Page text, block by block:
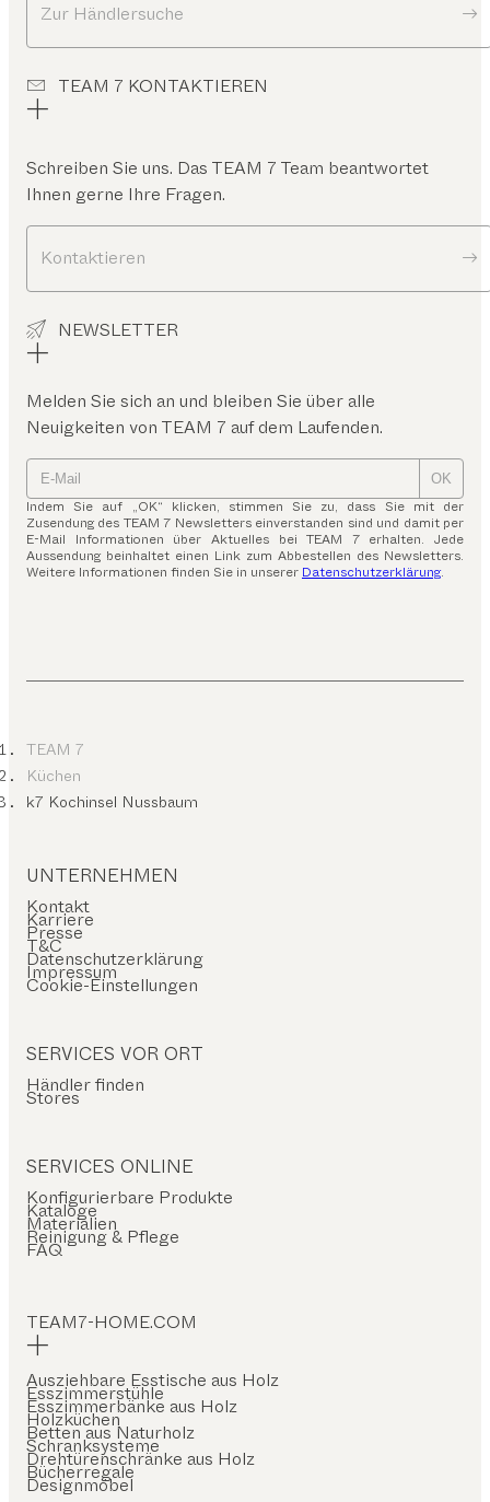
Zur Händlersuche
TEAM 7 KONTAKTIEREN
Schreiben Sie uns. Das TEAM 7 Team beantwortet
Ihnen gerne Ihre Fragen.
Kontaktieren
NEWSLETTER
Melden Sie sich an und bleiben Sie über alle
Neuigkeiten von TEAM 7 auf dem Laufenden.
OK
Indem Sie auf „OK“ klicken, stimmen Sie zu, dass Sie mit der
Zusendung des TEAM 7 Newsletters einverstanden sind und damit per
E-Mail Informationen über Aktuelles bei TEAM 7 erhalten. Jede
Aussendung beinhaltet einen Link zum Abbestellen des Newsletters.
Weitere Informationen finden Sie in unserer Datenschutzerklärung.
TEAM 7
Küchen
k7 Kochinsel Nussbaum
UNTERNEHMEN
Kontakt
Karriere
Presse
T&C
Datenschutzerklärung
Impressum
Cookie-Einstellungen
SERVICES VOR ORT
Händler finden
Stores
SERVICES ONLINE
Konfigurierbare Produkte
Kataloge
Materialien
Reinigung & Pflege
FAQ
TEAM7-HOME.COM
Ausziehbare Esstische aus Holz
Esszimmerstühle
Esszimmerbänke aus Holz
Holzküchen
Betten aus Naturholz
Schranksysteme
Drehtürenschränke aus Holz
Bücherregale
Designmöbel